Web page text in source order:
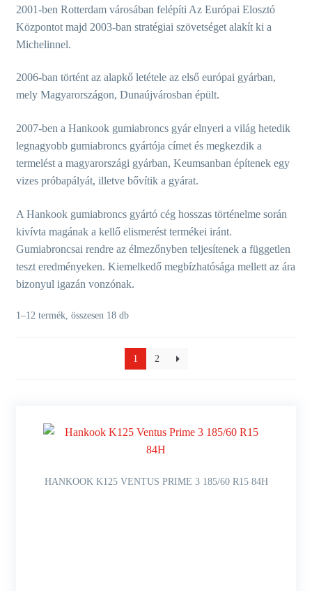
2001-ben Rotterdam városában felépíti Az Európai Elosztó
Központot majd 2003-ban stratégiai szövetséget alakít ki a
Michelinnel.
2006-ban történt az alapkő letétele az első európai gyárban,
mely Magyarországon, Dunaújvárosban épült.
2007-ben a Hankook gumiabroncs gyár elnyeri a világ hetedik
legnagyobb gumiabroncs gyártója címet és megkezdik a
termelést a magyarországi gyárban, Keumsanban építenek egy
vizes próbapályát, illetve bővítik a gyárat.
A Hankook gumiabroncs gyártó cég hosszas történelme során
kivívta magának a kellő elismerést termékei iránt.
Gumiabroncsai rendre az élmezőnyben teljesítenek a független
teszt eredményeken. Kiemelkedő megbízhatósága mellett az ára
bizonyul igazán vonzónak.
1–12 termék, összesen 18 db
1 2
HANKOOK K125 VENTUS PRIME 3 185/60 R15 84H